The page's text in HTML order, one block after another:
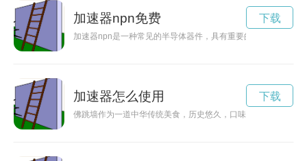
加速器npn免费
加速器npn是一种常见的半导体器件，具有重要的功能和广泛
下载
加速器怎么使用
佛跳墙作为一道中华传统美食，历史悠久，口味独特。最新的
下载